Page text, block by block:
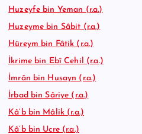
Huzeyfe bin Yeman (r.a.)
Huzeyme bin Sâbit (r.a.)
Hüreym bin Fâtik (r.a.)
İkrime bin Ebî Cehil (r.a.)
İmrân bin Husayn (r.a.)
İrbad bin Sâriye (r.a.)
Kâ’b bin Mâlik (r.a.)
Kâ’b bin Ucre (r.a.)